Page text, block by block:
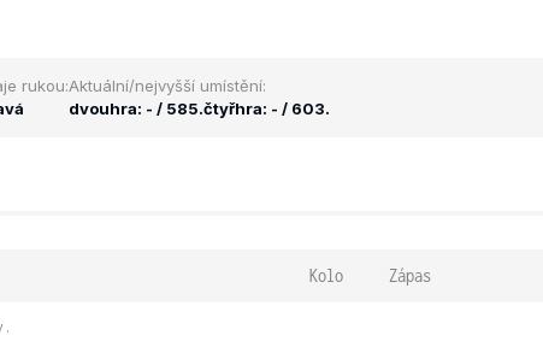
rukou:Aktuální/nejvyšší umístění:
dvouhra: - / 585.čtyřhra: - / 603.
Kolo Zápas